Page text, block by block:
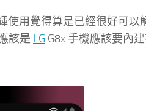
用覺得算是已經很好可以
該是 LG G8x 手機應該要內